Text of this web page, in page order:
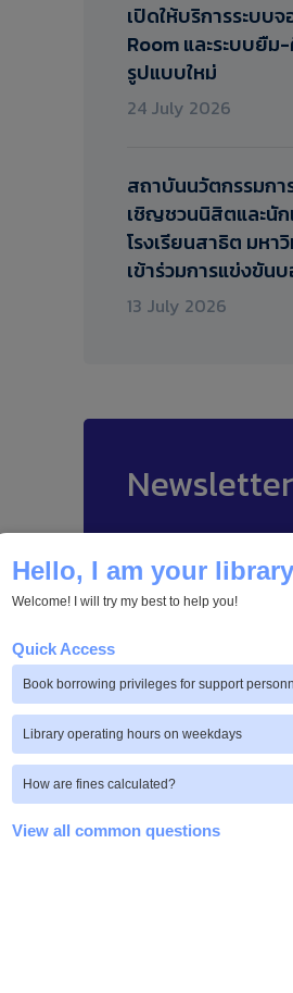
เปิดให้บริการระบบ
Room และระบบยืม
รูปแบบใหม่
24 July 2026
สถาบันนวัตกรรมกา
เชิญชวนนิสิตและนัก
โรงเรียนสาธิต มหา
เข้าร่วมการแข่งขัน
13 July 2026
Newsletter
Hello, I am your
Welcome! I will try my best to help you!
Quick Access
Book borrowing privileges for support
Library operating hours on weekdays
How are fines calculated?
View all common questions